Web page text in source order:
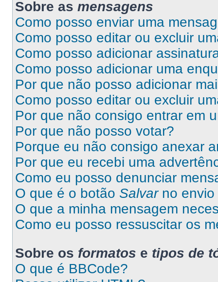
Sobre as mensagens
Como posso enviar uma
Como posso editar ou excluir
Como posso adicionar
Como posso adicionar uma
Por que não posso adicionar
Como posso editar ou excluir
Por que não consigo entrar em
Por que não posso votar?
Porque eu não consigo anexar
Por que eu recebi uma
Como eu posso denunciar
O que é o botão Salvarno envio
O que a minha mensagem
Como eu posso ressuscitar os
Sobre os formatos e tipos de
O que é BBCode?